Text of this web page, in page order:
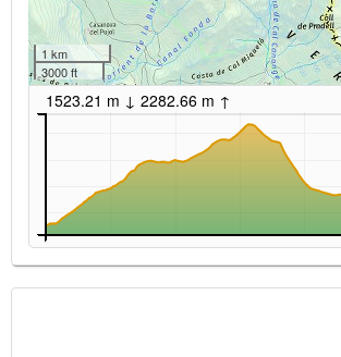
1 km
3000 ft
1523.21 m ↓ 2282.66 m ↑